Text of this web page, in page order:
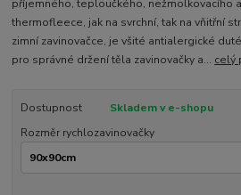
příjemného, teploučkého, nežmolkovacího
thermofleece, jak na svrchní, tak na vňitřní
zimní zavinovačce, je všité antialergické
pro správné držení těla zavinovačky a... celý
Dostupnost
Skladem v e-shopu
Rozměr rychlozavinovačky